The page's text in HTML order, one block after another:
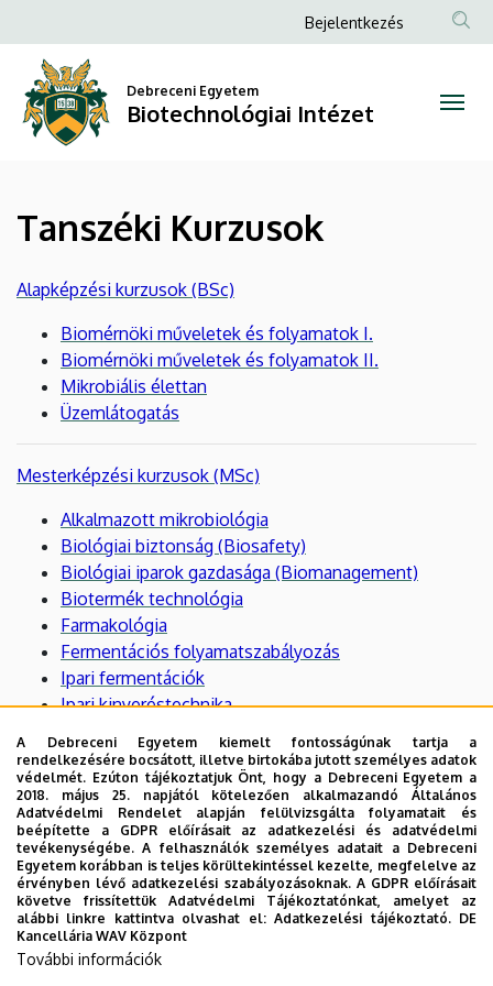
Kurzusok
Biotechnológiai
a
tartalomra
Anonim
menüje
Bejelentkezés
Debreceni Egyetem
Biotechnológiai Intézet
Tanszéki Kurzusok
Alapképzési kurzusok (BSc)
Biomérnöki műveletek és folyamatok I.
Biomérnöki műveletek és folyamatok II.
Mikrobiális élettan
Üzemlátogatás
​​​​​Mesterképzési kurzusok (MSc)
Alkalmazott mikrobiológia
Biológiai biztonság (Biosafety)
Biológiai iparok gazdasága (Biomanagement)
Biotermék technológia
Farmakológia
Fermentációs folyamatszabályozás
Ipari fermentációk
Ipari kinyeréstechnika
Metabolomika
Microbiology (angol nyelven)
Mikrobiális törzsfejlesztés
Minőségügyi alapismeretek
Szeszes italok a nagyvilágban
Vízszennyezés, szennyvíztisztítás
Osztatlan képzés kurzusai
A Debreceni Egyetem kiemelt fontosságúnak tartja a
rendelkezésére bocsátott, illetve birtokába jutott személyes adatok
védelmét. Ezúton tájékoztatjuk Önt, hogy a Debreceni Egyetem a
2018. május 25. napjától kötelezően alkalmazandó Általános
Adatvédelmi Rendelet alapján felülvizsgálta folyamatait és
beépítette a GDPR előírásait az adatkezelési és adatvédelmi
tevékenységébe. A felhasználók személyes adatait a Debreceni
Egyetem korábban is teljes körültekintéssel kezelte, megfelelve az
érvényben lévő adatkezelési szabályozásoknak. A GDPR előírásait
követve frissítettük Adatvédelmi Tájékoztatónkat, amelyet az
alábbi linkre kattintva olvashat el:Adatkezelési tájékoztató. DE
Kancellária WAV Központ
További információk